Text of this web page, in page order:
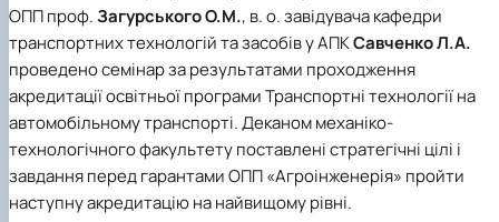
ОПП проф. Загурського О.М., в. о. завідувача кафедри
транспортних технологій та засобів у АПКСавченко Л.А.
проведено семінар за результатами проходження
акредитації освітньої програми Транспортні технології на
автомобільному транспорті. Деканом механіко-
технологічного факультету поставлені стратегічні цілі і
завдання перед гарантами ОПП «Агроінженерія» пройти
наступну акредитацію на найвищому рівні.